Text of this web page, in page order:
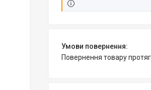
повернення товару